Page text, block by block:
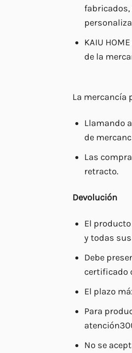
KAIU
de la
La mercancía
Llamando
de
Las
retracto.
Devolución
El
y todas
Debe
certificado
El plazo
Para
No se